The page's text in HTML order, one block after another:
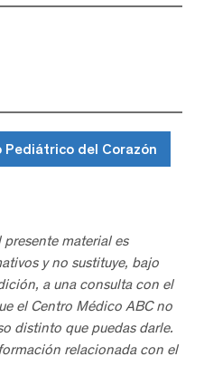
Pediátrico del Corazón
material es
y no sustituye, bajo
a una consulta con el
el Centro Médico ABC no
distinto que puedas darle.
relacionada con el